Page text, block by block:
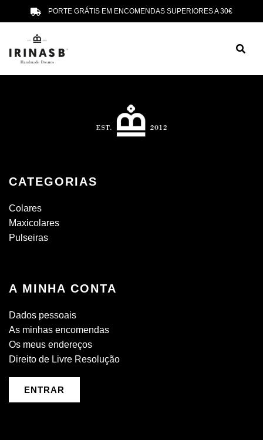
PORTE GRÁTIS EM ENCOMENDAS SUPERIORES A 30€
CATEGORIAS
Colares
Maxicolares
Pulseiras
A MINHA CONTA
Dados pessoais
As minhas encomendas
Os meus endereços
Direito de Livre Resolução
ENTRAR